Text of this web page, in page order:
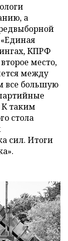
а
КПРФ
место,
между
все большую
К таким
стола
сил. Итоги